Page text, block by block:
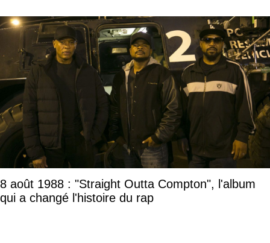
8 août 1988 : "Straight Outta Compton", l'album
qui a changé l'histoire du rap